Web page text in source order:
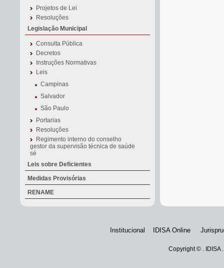
Projetos de Lei
Resoluções
Legislação Municipal
Consulta Pública
Decretos
Instruções Normativas
Leis
Campinas
Salvador
São Paulo
Portarias
Resoluções
Regimento interno do conselho
gestor da supervisão técnica de saúde
sé
Leis sobre Deficientes
Medidas Provisórias
RENAME
Institucional IDISA Online
Copyright © . IDISA